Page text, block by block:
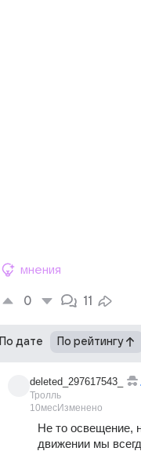
мнения
0 11
По дате По рейтингу
deleted_297617543_
Тролль
10месИзменено
Не то освещение,
движении мы